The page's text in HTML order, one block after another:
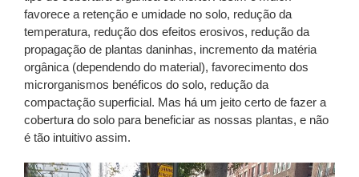
favorece a retenção e umidade no solo, redução da
temperatura, redução dos efeitos erosivos, redução da
propagação de plantas daninhas, incremento da matéria
orgânica (dependendo do material), favorecimento dos
microrganismos benéficos do solo, redução da
compactação superficial. Mas há um jeito certo de fazer a
cobertura do solo para beneficiar as nossas plantas, e não
é tão intuitivo assim.